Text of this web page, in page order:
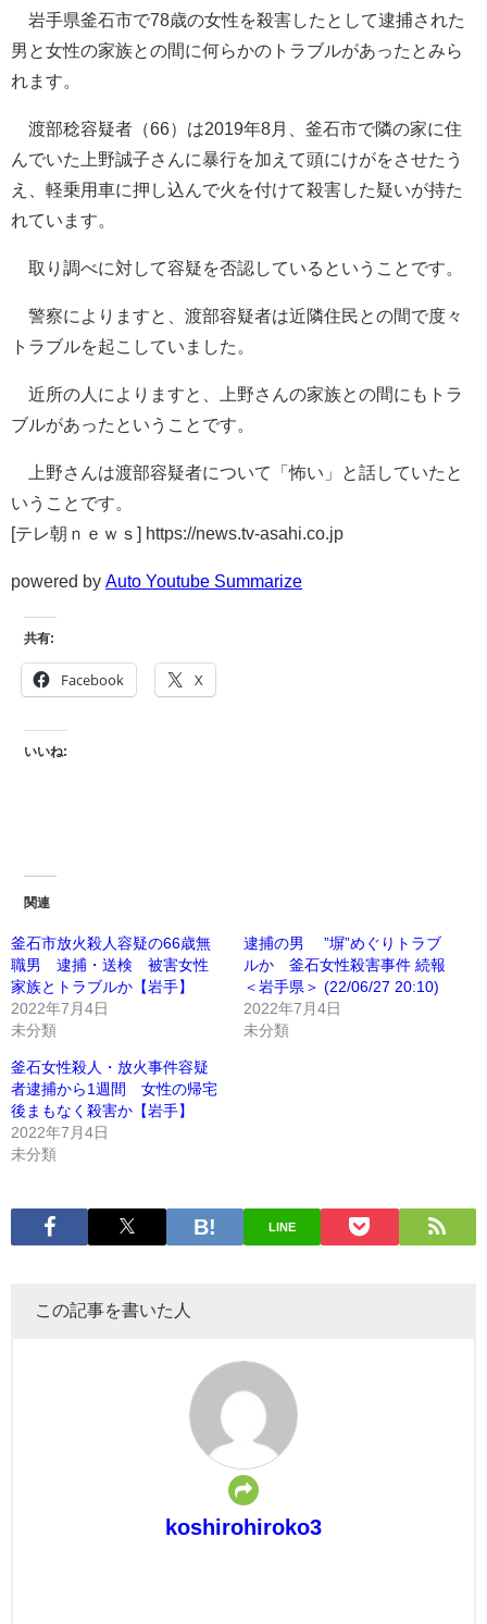
岩手県釜石市で78歳の女性を殺害したとして逮捕された
男と女性の家族との間に何らかのトラブルがあったとみら
れます。
渡部稔容疑者（66）は2019年8月、釜石市で隣の家に住
んでいた上野誠子さんに暴行を加えて頭にけがをさせたう
え、軽乗用車に押し込んで火を付けて殺害した疑いが持た
れています。
取り調べに対して容疑を否認しているということです。
警察によりますと、渡部容疑者は近隣住民との間で度々
トラブルを起こしていました。
近所の人によりますと、上野さんの家族との間にもトラ
ブルがあったということです。
上野さんは渡部容疑者について「怖い」と話していたと
いうことです。
[テレ朝ｎｅｗｓ] https://news.tv-asahi.co.jp
powered by Auto Youtube Summarize
共有:
Facebook X
いいね:
関連
釜石市放火殺人容疑の66歳無
職男 逮捕・送検 被害女性
家族とトラブルか【岩手】
2022年7月4日
未分類
逮捕の男 ”塀”めぐりトラブ
ルか 釜石女性殺害事件 続報
＜岩手県＞ (22/06/27 20:10)
2022年7月4日
未分類
釜石女性殺人・放火事件容疑
者逮捕から1週間 女性の帰宅
後まもなく殺害か【岩手】
2022年7月4日
未分類
LINE
この記事を書いた人
koshirohiroko3